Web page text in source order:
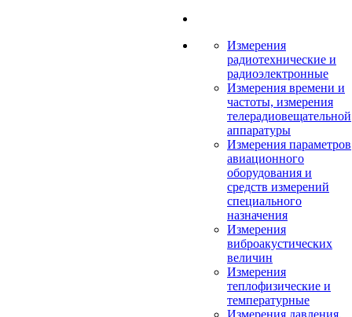
Измерения
радиотехнические и
радиоэлектронные
Измерения времени и
частоты, измерения
телерадиовещательной
аппаратуры
Измерения параметров
авиационного
оборудования и
средств измерений
специального
назначения
Измерения
виброакустических
величин
Измерения
теплофизические и
температурные
Измерения давления,